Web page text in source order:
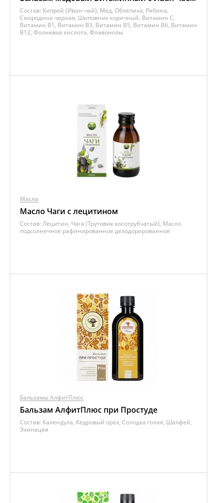
Состав: Кипрей (Иван-чай), Мёд, Облепиха, Рябина,
Смородина черная, Шиповник коричный, Витамин C,
Витамин B1, Витамин B3, Витамин B5, Витамин B6, Витамин
B12, Фолиевая кислота, Флавонолы
Масла
Масло Чаги с лецитином
Состав: Лецитин, Чага (Трутовик косотрубчатый), Масло
подсолнечное рафинированное дезодорированное
Бальзамы АлфитПлюс
Бальзам АлфитПлюс при Простуде
Состав: Календула, Кедровый орех, Солодка голая, Шалфей,
Эхинацея